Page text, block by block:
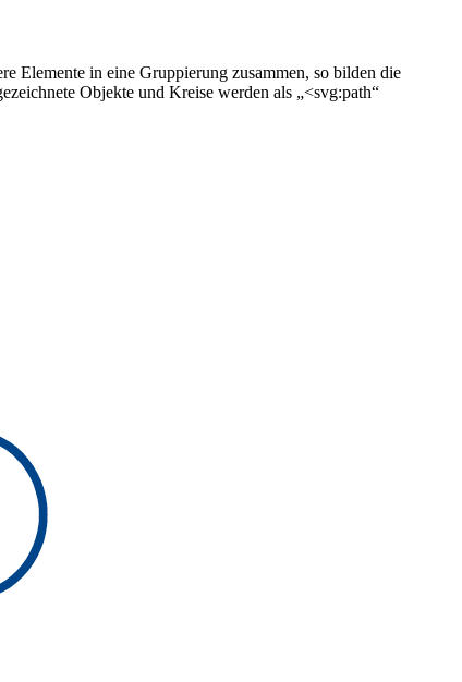
Elemente in eine Gruppierung zusammen, so bilden die
Objekte und Kreise werden als „<svg:path“